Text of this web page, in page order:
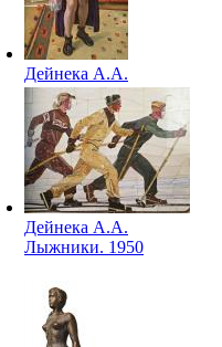
Дейнека А.А.
Автопортрет. 1948
Дейнека А.А.
Лыжники. 1950